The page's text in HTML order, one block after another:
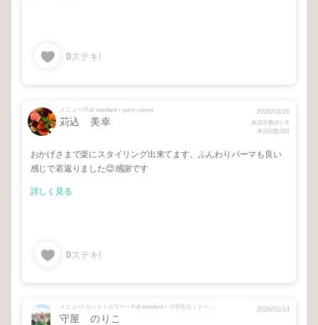
0ステキ!
メニュー/ Full standard + parm cosme
苅込 美幸
2026/03/16
来店年数/3ヶ月
来店回数/2回
おかげさまで楽にスタイリング出来てます。ふんわりパーマも良い
感じで若返りました😊感謝です
詳しく見る
0ステキ!
メニュー/ カット＋カラー + Full standard + 小学生カット + CUT
守屋 のりこ
2026/01/14